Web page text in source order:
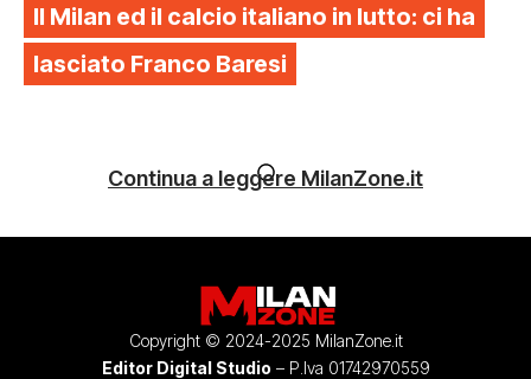
Il Milan ed il calcio italiano in lutto: ci ha
lasciato Franco Baresi
Continua a leggere MilanZone.it
Copyright © 2024-2025 MilanZone.it
Editor Digital Studio – P.Iva 01742970559